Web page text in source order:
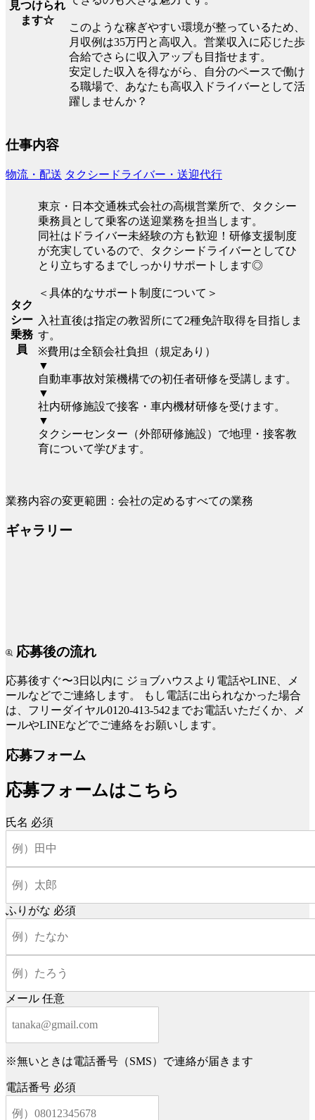
見つけられ
ます☆
このような稼ぎやすい環境が整っているため、
月収例は35万円と高収入。営業収入に応じた歩
合給でさらに収入アップも目指せます。
安定した収入を得ながら、自分のペースで働け
る職場で、あなたも高収入ドライバーとして活
躍しませんか？
仕事内容
物流・配送 タクシードライバー・送迎代行
タク
シー
乗務
員
東京・日本交通株式会社の高槻営業所で、タクシー
乗務員として乗客の送迎業務を担当します。
同社はドライバー未経験の方も歓迎！研修支援制度
が充実しているので、タクシードライバーとしてひ
とり立ちするまでしっかりサポートします◎
＜具体的なサポート制度について＞
入社直後は指定の教習所にて2種免許取得を目指しま
す。
※費用は全額会社負担（規定あり）
▼
自動車事故対策機構での初任者研修を受講します。
▼
社内研修施設で接客・車内機材研修を受けます。
▼
タクシーセンター（外部研修施設）で地理・接客教
育について学びます。
業務内容の変更範囲：会社の定めるすべての業務
ギャラリー
応募後の流れ
応募後すぐ〜3日以内に ジョブハウスより電話やLINE、メ
ールなどでご連絡します。
もし電話に出られなかった場合
は、フリーダイヤル0120-413-542までお電話いただくか、メ
ールやLINEなどでご連絡をお願いします。
応募フォーム
応募フォームはこちら
氏名 必須
ふりがな 必須
メール 任意
※無いときは電話番号（SMS）で連絡が届きます
電話番号 必須